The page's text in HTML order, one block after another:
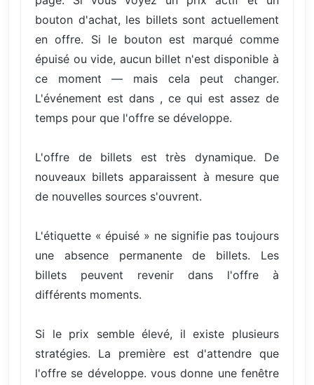
bouton d'achat, les billets sont actuellement
en offre. Si le bouton est marqué comme
épuisé ou vide, aucun billet n'est disponible à
ce moment — mais cela peut changer.
L'événement est dans , ce qui est assez de
temps pour que l'offre se développe.
L'offre de billets est très dynamique. De
nouveaux billets apparaissent à mesure que
de nouvelles sources s'ouvrent.
L'étiquette « épuisé » ne signifie pas toujours
une absence permanente de billets. Les
billets peuvent revenir dans l'offre à
différents moments.
Si le prix semble élevé, il existe plusieurs
stratégies. La première est d'attendre que
l'offre se développe. vous donne une fenêtre